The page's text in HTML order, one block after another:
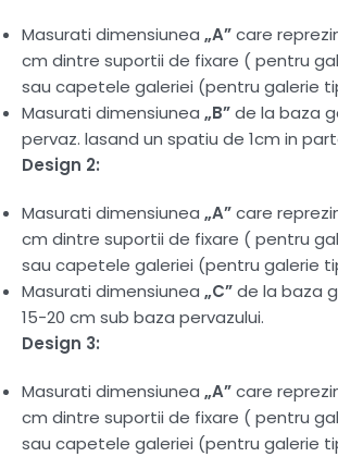
Masurati dimensiunea „A”care
cm dintre suportii de fixare ( pentru
sau capetele galeriei (pentru galerie
Masurati dimensiunea „B”de la baza
pervaz. lasand un spatiu de 1cm in
Design 2:
Masurati dimensiunea „A”care
cm dintre suportii de fixare ( pentru
sau capetele galeriei (pentru galerie
Masurati dimensiunea „C”de la baza
15-20 cm sub baza pervazului.
Design 3:
Masurati dimensiunea „A”care
cm dintre suportii de fixare ( pentru
sau capetele galeriei (pentru galerie